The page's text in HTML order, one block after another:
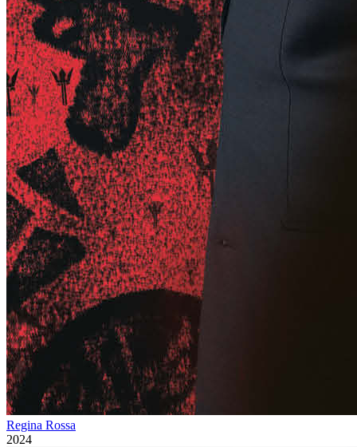
Regina Rossa
2024